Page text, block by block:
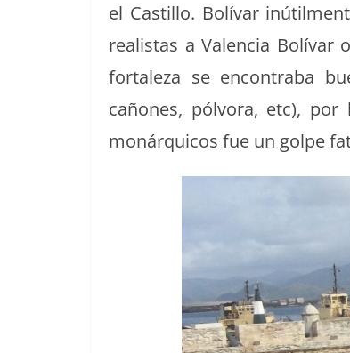
el Castil­lo. Bolí­var
real­is­tas a Valen­cia
for­t­aleza se encon­tra­ba
cañones, pólvo­ra, etc),
monárquicos fue un golpe